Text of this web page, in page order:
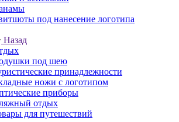
под нанесение логотипа
Назад
под шею
принадлежности
ножи с логотипом
приборы
отдых
для путешествий